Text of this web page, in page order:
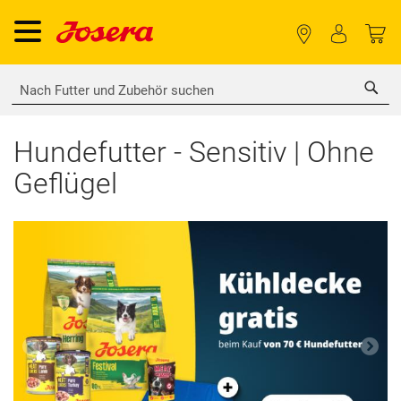
Hundefutter - Sensitiv | Ohne
Geflügel